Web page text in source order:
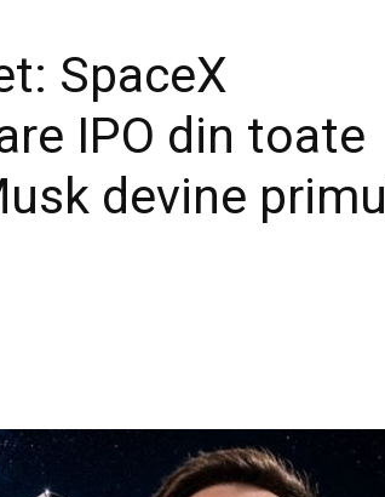
SpaceX
IPO din toate
devine primul